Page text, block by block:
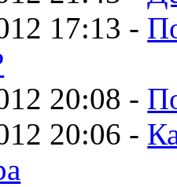
17:13 -
20:08 -
20:06 -